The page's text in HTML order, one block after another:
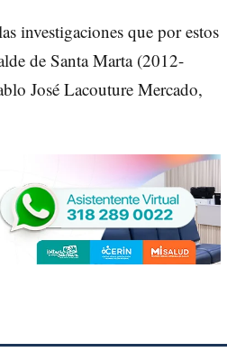
investigaciones que por estos
de Santa Marta (2012-
José Lacouture Mercado,